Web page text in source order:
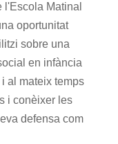
Matinal
oportunitat
sobre una
en infància
al mateix temps
i conèixer les
defensa com